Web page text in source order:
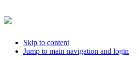
Skip to content
Jump to main navigation and login